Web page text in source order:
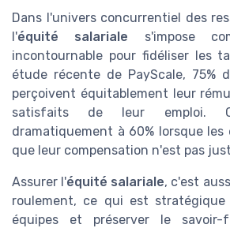
Dans l'univers concurrentiel des
l'équité salariale s'impose
incontournable pour fidéliser les
étude récente de PayScale, 75%
perçoivent équitablement leur
satisfaits de leur emploi.
dramatiquement à 60% lorsque les
que leur compensation n'est pas
Assurer l'équité salariale, c'est
roulement, ce qui est stratégique
équipes et préserver le savoir-